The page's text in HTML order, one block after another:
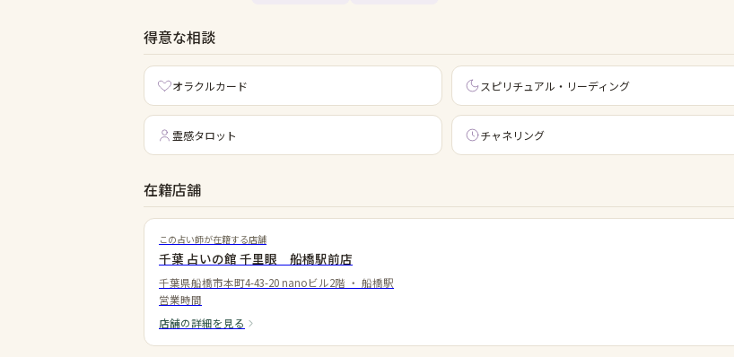
得意な相談
オラクルカード スピリチュアル・リーディング
霊感タロット チャネリング
在籍店舗
この占い師が在籍する店舗
千葉 占いの館 千里眼 船橋駅前店
千葉県船橋市本町4-43-20 nanoビル2階 ・ 船橋駅
営業時間
店舗の詳細を見る